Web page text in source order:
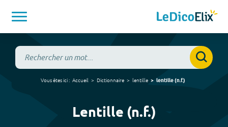
Vous êtes ici : Accueil Dictionnaire lentille lentille(n.f.)
Lentille (n.f.)